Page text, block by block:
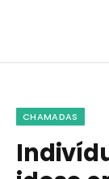
CHAMADAS